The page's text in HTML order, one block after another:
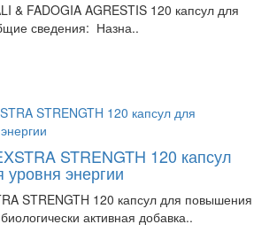
& FADOGIA AGRESTIS 120 капсул для
сведения: Назна..
STRENGTH 120 капсул
энергии
STRENGTH 120 капсул для повышения
активная добавка..